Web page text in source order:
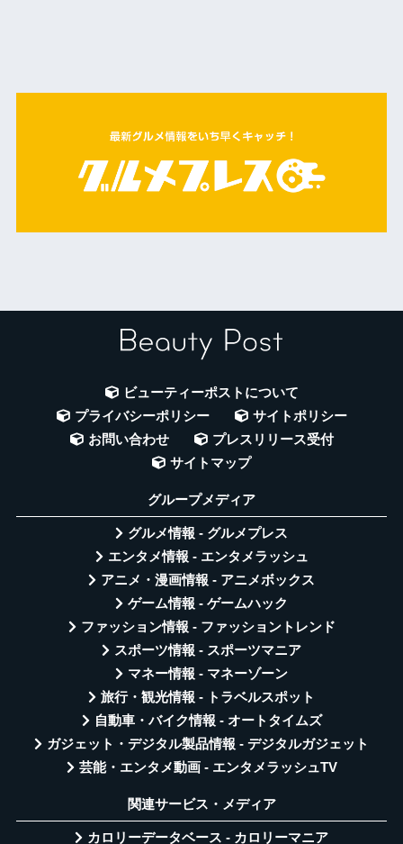
ビューティーポストについて
プライバシーポリシー
サイトポリシー
お問い合わせ
プレスリリース受付
サイトマップ
グループメディア
グルメ情報 - グルメプレス
エンタメ情報 - エンタメラッシュ
アニメ・漫画情報 - アニメボックス
ゲーム情報 - ゲームハック
ファッション情報 - ファッショントレンド
スポーツ情報 - スポーツマニア
マネー情報 - マネーゾーン
旅行・観光情報 - トラベルスポット
自動車・バイク情報 - オートタイムズ
ガジェット・デジタル製品情報 - デジタルガジェット
芸能・エンタメ動画 - エンタメラッシュTV
関連サービス・メディア
カロリーデータベース - カロリーマニア